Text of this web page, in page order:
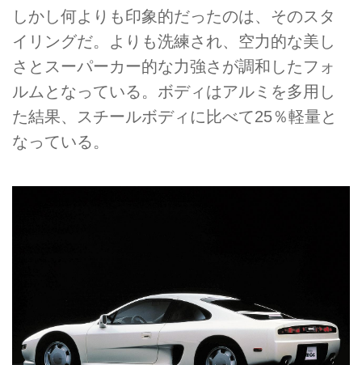
しかし何よりも印象的だったのは、そのスタ
イリングだ。よりも洗練され、空力的な美し
さとスーパーカー的な力強さが調和したフォ
ルムとなっている。ボディはアルミを多用し
た結果、スチールボディに比べて25％軽量と
なっている。